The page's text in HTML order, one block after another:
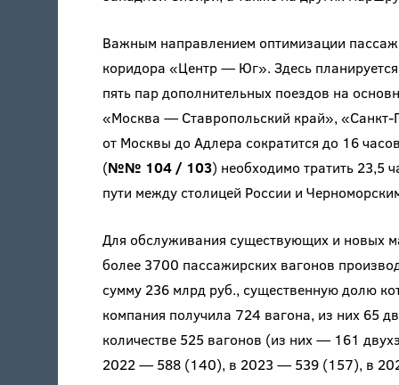
Важным направлением оптимизации
коридора «Центр — Юг». Здесь
пять пар дополнительных поездов на
«Москва — Ставропольский край», «Санкт-
от Москвы до Адлера сократится до 16
(№№ 104 / 103) необходимо тратить 23,5
пути между столицей России и
Для обслуживания существующих и новых
более 3700 пассажирских вагонов
сумму 236 млрд руб., существенную долю
компания получила 724 вагона, из них 65
количестве 525 вагонов (из них — 161
2022 — 588 (140), в 2023 — 539 (157), в